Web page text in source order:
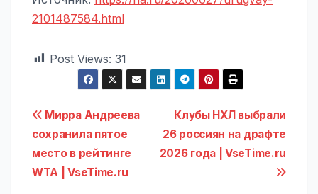
2101487584.html
Post Views: 31
Навигация
по
записям
Клубы НХЛ выбрали
26 россиян на драфте
2026 года | VseTime.ru
Мирра Андреева
сохранила пятое
место в рейтинге
WTA | VseTime.ru